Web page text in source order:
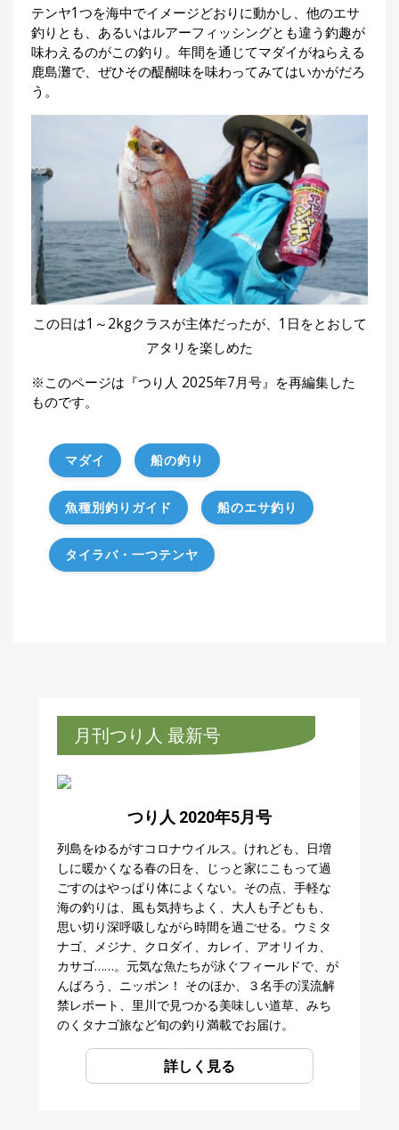
テンヤ1つを海中でイメージどおりに動かし、他のエサ
釣りとも、あるいはルアーフィッシングとも違う釣趣が
味わえるのがこの釣り。年間を通じてマダイがねらえる
鹿島灘で、ぜひその醍醐味を味わってみてはいかがだろ
う。
この日は1～2kgクラスが主体だったが、1日をとおして
アタリを楽しめた
※このページは『つり人 2025年7月号』を再編集した
ものです。
マダイ 船の釣り
魚種別釣りガイド 船のエサ釣り
タイラバ・一つテンヤ
月刊つり人 最新号
つり人 2020年5月号
列島をゆるがすコロナウイルス。けれども、日増
しに暖かくなる春の日を、じっと家にこもって過
ごすのはやっぱり体によくない。その点、手軽な
海の釣りは、風も気持ちよく、大人も子どもも、
思い切り深呼吸しながら時間を過ごせる。ウミタ
ナゴ、メジナ、クロダイ、カレイ、アオリイカ、
カサゴ……。元気な魚たちが泳ぐフィールドで、が
んばろう、ニッポン！ そのほか、３名手の渓流解
禁レポート、里川で見つかる美味しい道草、みち
のくタナゴ旅など旬の釣り満載でお届け。
詳しく見る